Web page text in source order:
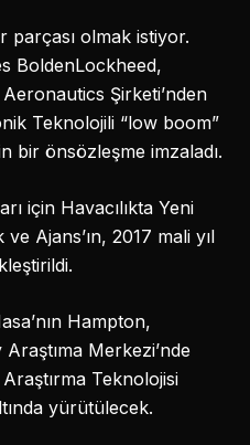
parçası olmak istiyor.
BoldenLockheed,
Şirketi’nden
Teknolojili “low boom”
bir önsözleşme imzaladı.
için Havacılıkta Yeni
Ajans’ın, 2017 mali yıl
Hampton,
Merkezi’nde
Teknolojisi
yürütülecek.